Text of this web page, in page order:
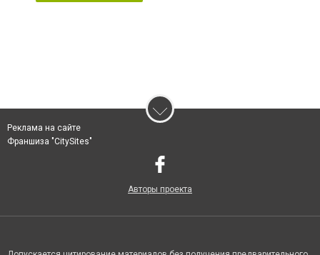
Реклама на сайте
Франшиза "CitySites"
Авторы проекта